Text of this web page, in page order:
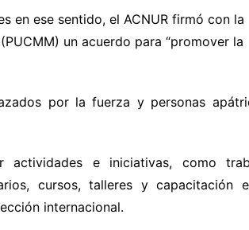
en ese sentido, el ACNUR firmó con la
un acuerdo para “promover la
por la fuerza y personas
e iniciativas, como
cursos, talleres y capacitación
internacional.